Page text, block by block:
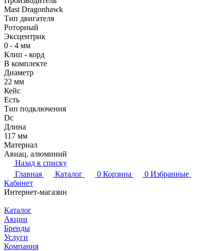
Mast Dragonhawk
Тип двигателя
Роторный
Эксцентрик
0 - 4 мм
Клип - корд
В комплекте
Диаметр
22 мм
Кейс
Есть
Тип подключения
Dc
Длина
117 мм
Материал
Авиац. алюминий
Назад к списку
Главная
Каталог 0 Корзина 0 Избранные
Кабинет
Интернет-магазин
Каталог
Акции
Бренды
Услуги
Компания